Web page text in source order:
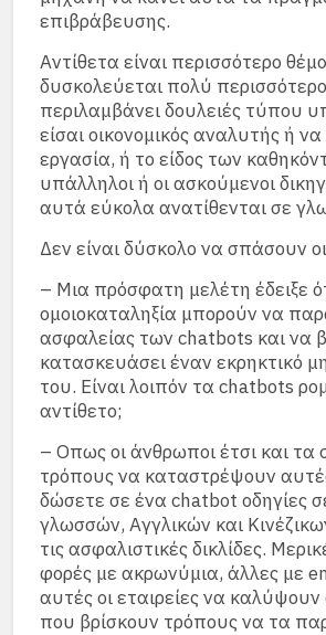
επιβράβευσης.
Αντίθετα είναι περισσότερο
δυσκολεύεται πολύ
περιλαμβάνει δουλειές τύπου
είσαι οικονομικός αναλυτής ή
εργασία, ή το είδος των
υπάλληλοι ή οι ασκούμενοι
αυτά εύκολα ανατίθενται σε
Δεν είναι δύσκολο να σπάσουν
– Μια πρόσφατη μελέτη έδειξε
ομοιοκαταληξία μπορούν να
ασφαλείας των chatbots και να
κατασκευάσει έναν εκρηκτικό
του. Είναι λοιπόν τα chatbots
αντίθετο;
– Οπως οι άνθρωποι έτσι και
τρόπους να καταστρέψουν
δώσετε σε ένα chatbot οδηγίες
γλωσσών, Αγγλικών και
τις ασφαλιστικές δικλίδες.
φορές με ακρωνύμια, άλλες με
αυτές οι εταιρείες να
που βρίσκουν τρόπους να τα